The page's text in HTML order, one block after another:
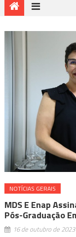
NOTÍ­CIAS GERAIS
MDS E Enap
Pós-Graduação
16 de outubro de 2023